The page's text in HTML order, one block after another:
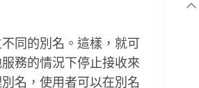
同的別名。這樣，就可
務的情況下停止接收來
名，使用者可以在別名